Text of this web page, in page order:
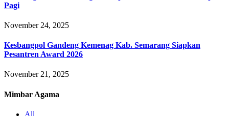
Pagi
November 24, 2025
Kesbangpol Gandeng Kemenag Kab. Semarang Siapkan
Pesantren Award 2026
November 21, 2025
Mimbar Agama
All